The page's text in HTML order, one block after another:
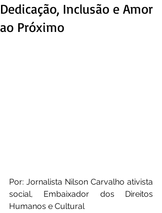
Dedicação, Inclusão e Amor
ao Próximo
Por: Jornalista Nilson Carvalho ativista
social, Embaixador dos Direitos
Humanos e Cultural